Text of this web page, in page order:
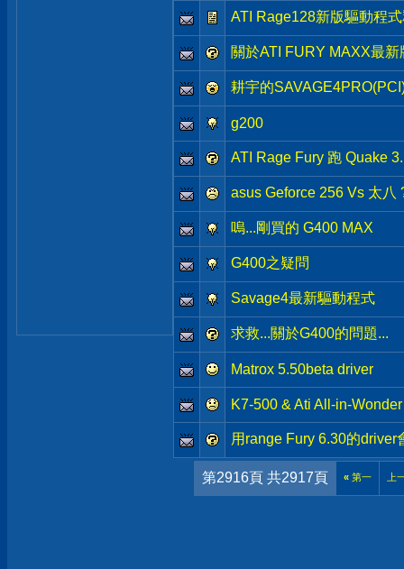
ATI Rage128新版驅動程
關於ATI FURY MAXX最
耕宇的
g200
ATI Rage Fury 跑 Quake
asus Geforce 256 Vs 太八
嗚...剛買的 G400 MAX
G400之疑問
Savage4最新驅動程式
求救...關於G400的問題...
Matrox 5.50beta driver
K7-500 & Ati All-in-
用range Fury 6.30的driver
第2916頁 共2917頁 «第一 上